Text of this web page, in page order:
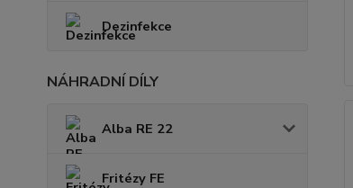
Dezinfekce
NÁHRADNÍ DÍLY
Alba RE 22
Fritézy FE